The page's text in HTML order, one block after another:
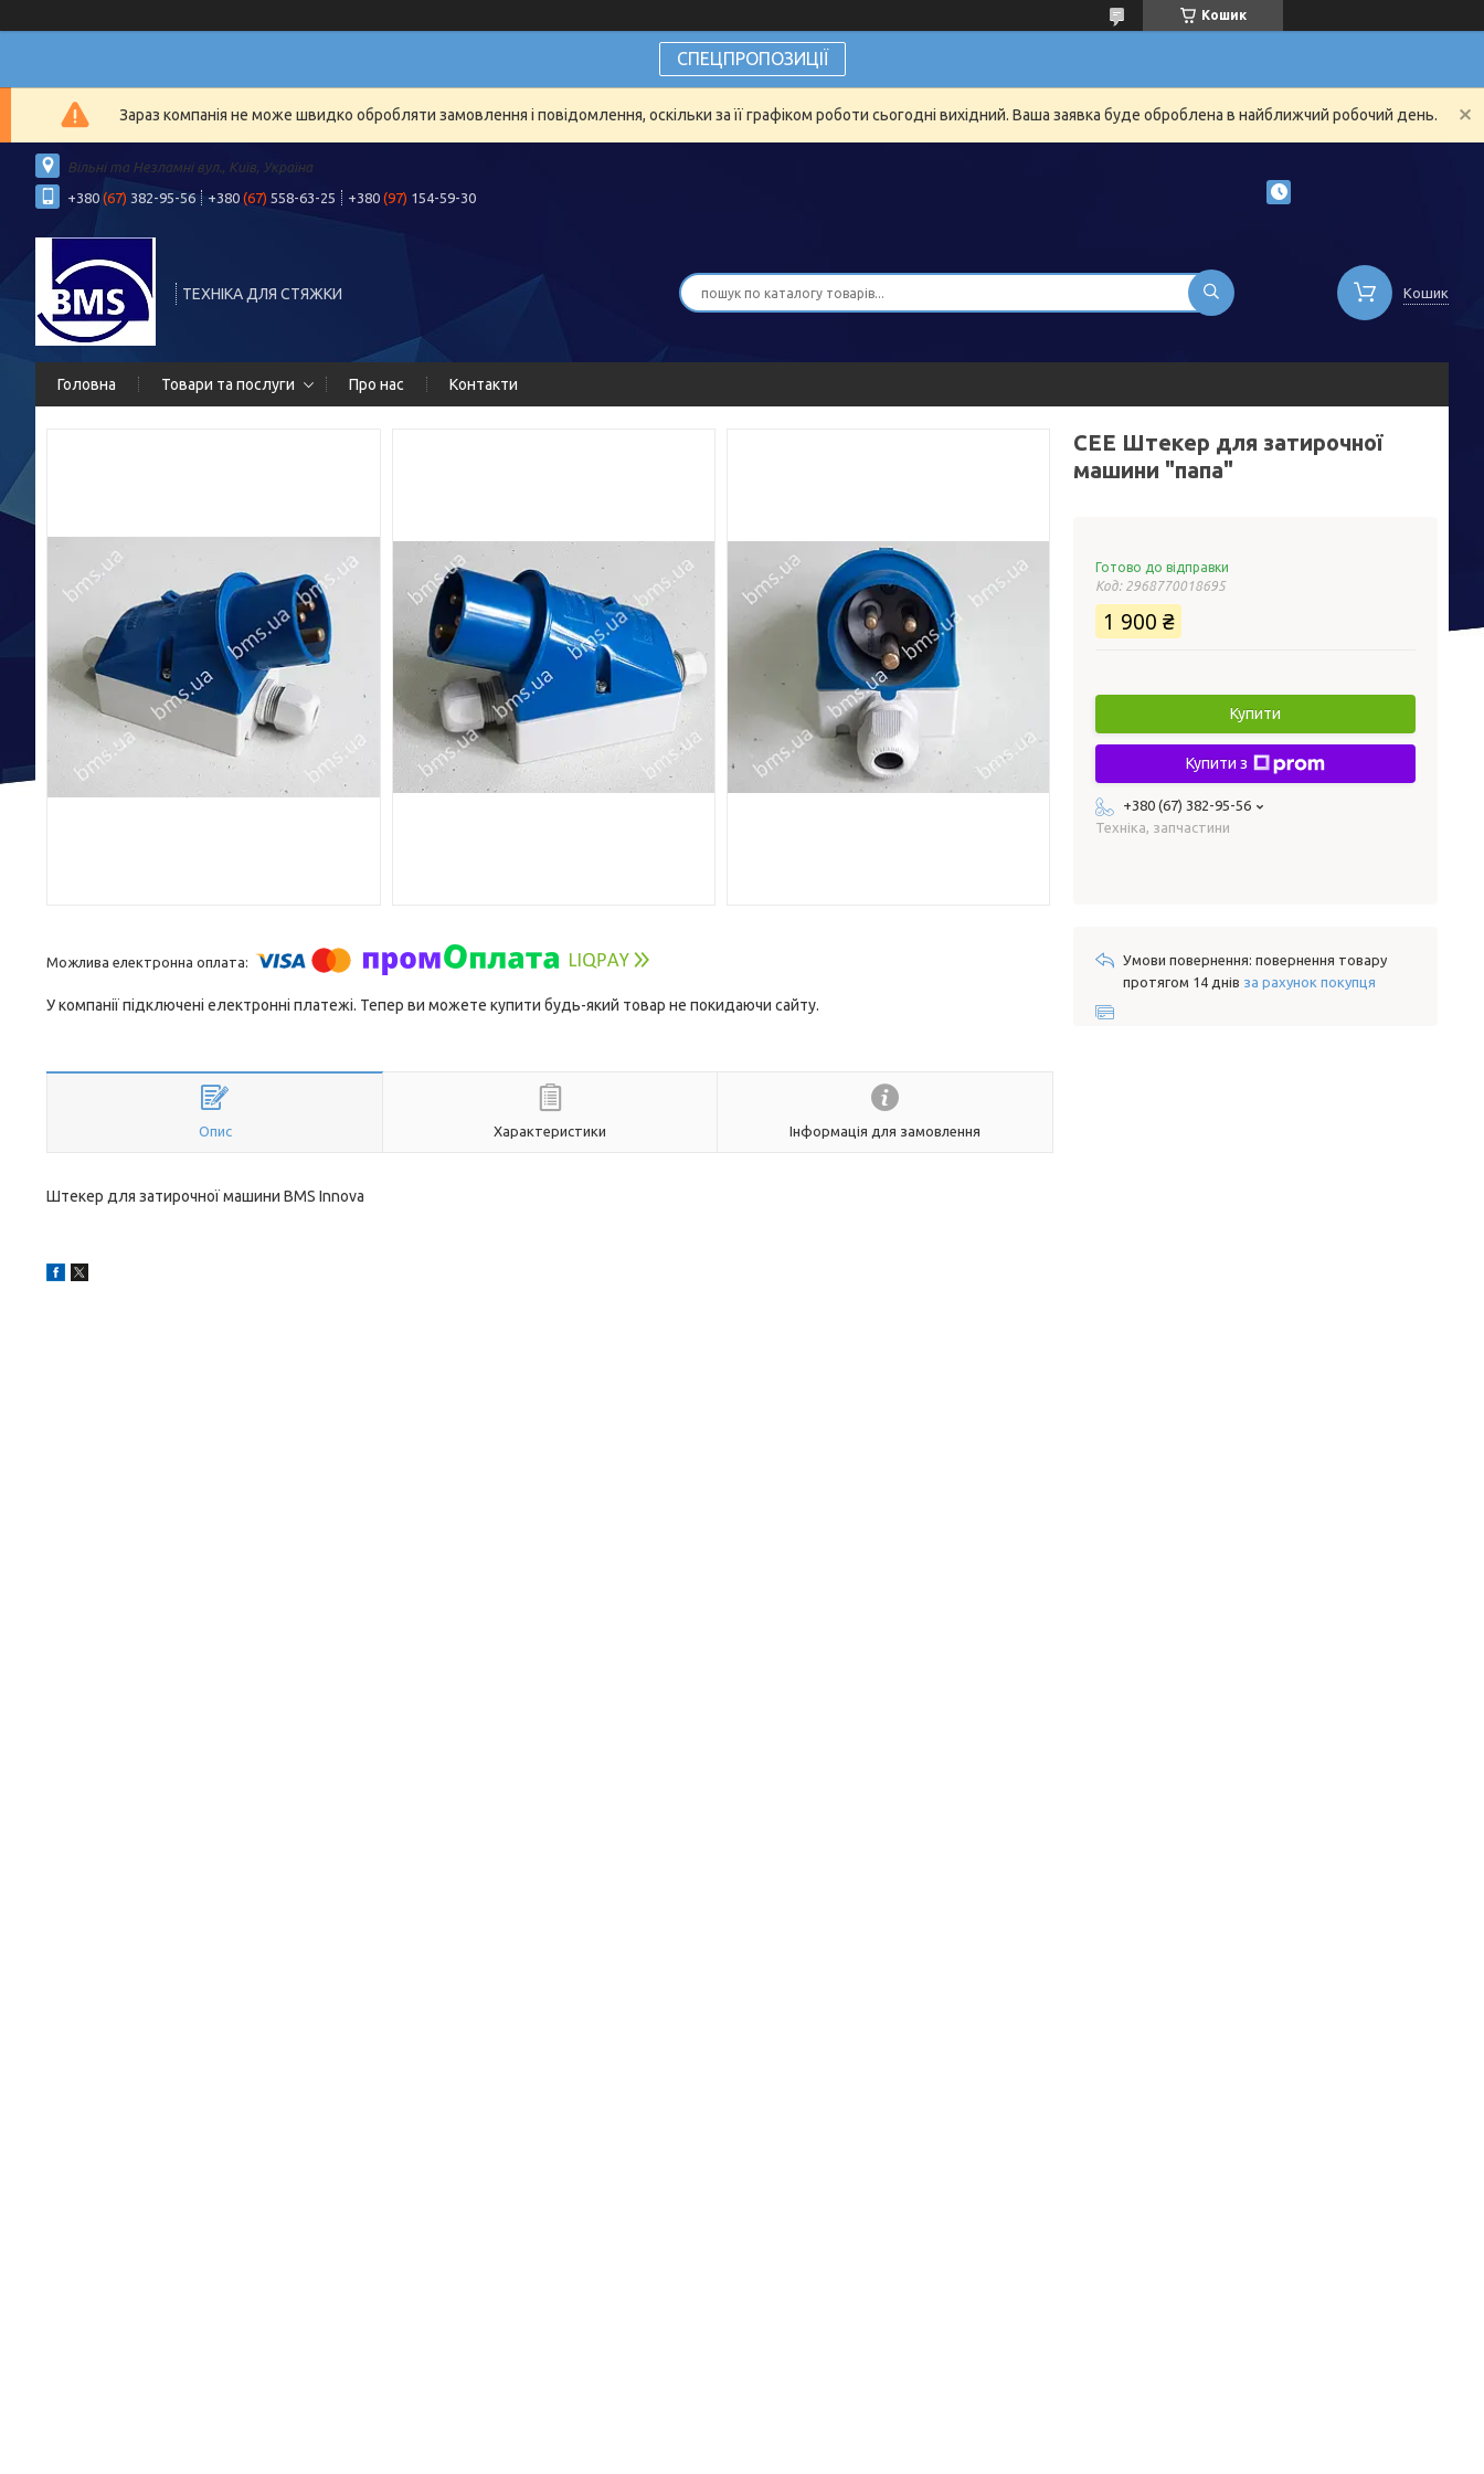
Кошик
СПЕЦПРОПОЗИЦІЇ
Зараз компанія не може швидко обробляти замовлення і повідомлення, оскільки за її графіком роботи сьогодні вихідний. Ваша заявка буде оброблена в найближчий робочий день.
Вільні та Незламні вул., Київ, Україна
+380 (67) 382-95-56 +380 (67) 558-63-25 +380 (97) 154-59-30
ТЕХНІКА ДЛЯ СТЯЖКИ Кошик
Головна Товари та послуги Про нас Контакти
У компанії підключені електронні платежі. Тепер ви можете купити будь-який товар не покидаючи сайту.
Опис Характеристики Інформація для замовлення
Штекер для затирочної машини BMS Innova
CEE Штекер для затирочної
машини "папа"
Готово до відправки
Код: 2968770018695
1 900 ₴
Купити
Купити з
+380 (67) 382-95-56
Техніка, запчастини
повернення товару
протягом 14 днів за рахунок покупця